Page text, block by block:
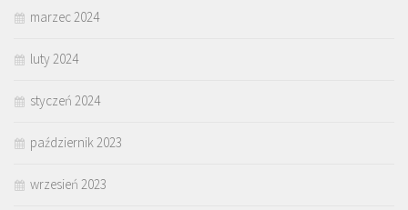
marzec 2024
luty 2024
styczeń 2024
październik 2023
wrzesień 2023